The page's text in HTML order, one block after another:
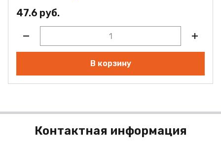
47.6 руб.
В корзину
Контактная информация